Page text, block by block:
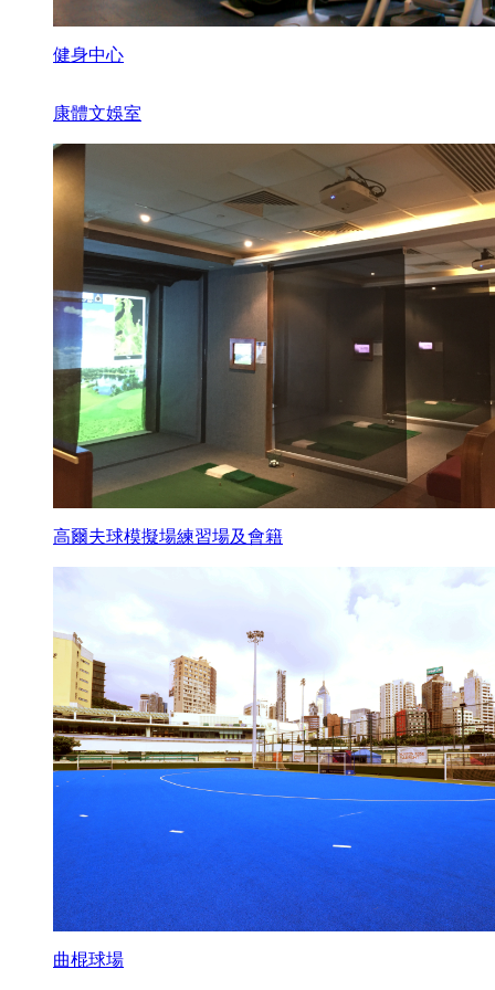
健身中心
康體文娛室
高爾夫球模擬場練習場及會籍
曲棍球場